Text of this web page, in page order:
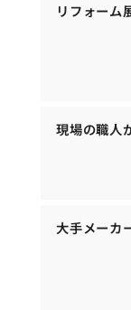
リフォーム
現場の職人
大手メーカ